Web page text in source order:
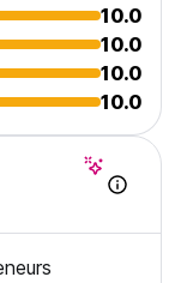
10.0
10.0
10.0
10.0